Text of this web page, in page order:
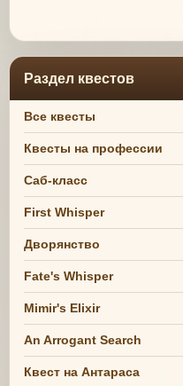
Раздел квестов
Все квесты
Квесты на профессии
Саб-класс
First Whisper
Дворянство
Fate's Whisper
Mimir's Elixir
An Arrogant Search
Квест на Антараса